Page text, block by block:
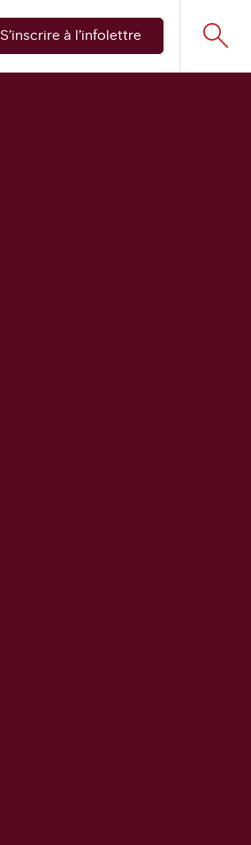
S’inscrire à l’infolettre